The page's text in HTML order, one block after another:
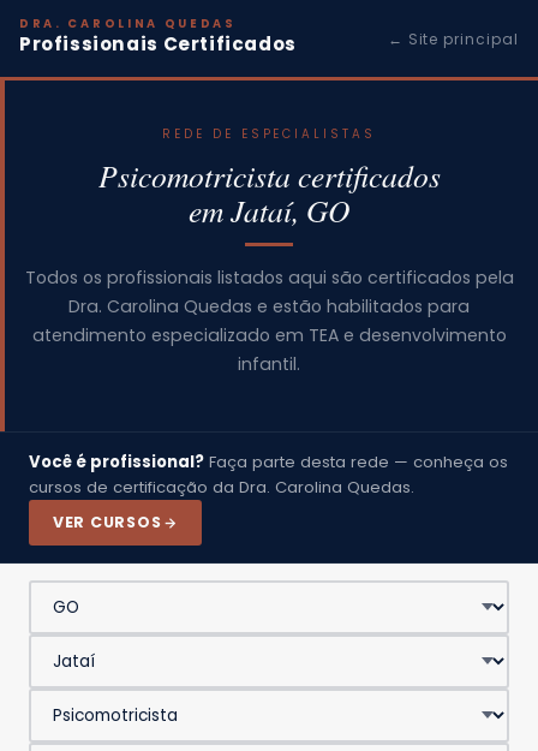
DRA. CAROLINA QUEDAS
Profissionais Certificados ← Site principal
REDE DE ESPECIALISTAS
Psicomotricista certificados
em Jataí, GO
Todos os profissionais listados aqui são certificados pela
Dra. Carolina Quedas e estão habilitados para
atendimento especializado em TEA e desenvolvimento
infantil.
Você é profissional? Faça parte desta rede — conheça os
cursos de certificação da Dra. Carolina Quedas.
VER CURSOS